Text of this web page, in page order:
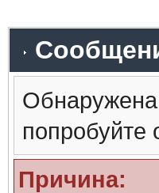
попробуйте
Причина: